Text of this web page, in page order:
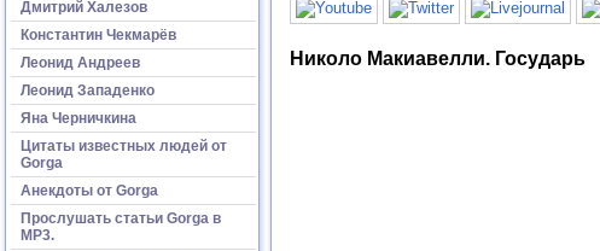
Дмитрий Халезов
Константин Чекмарёв
Леонид Андреев
Леонид Западенко
Яна Черничкина
Цитаты известных людей от
Gorga
Анекдоты от Gorga
Прослушать статьи Gorga в
МР3.
Николо Макиавелли. Государь